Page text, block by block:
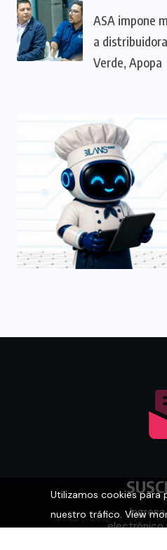
ASA impone
a
Verde, Apopa
electrónico
Utilizamos cookies para
nuestro tráfico. View